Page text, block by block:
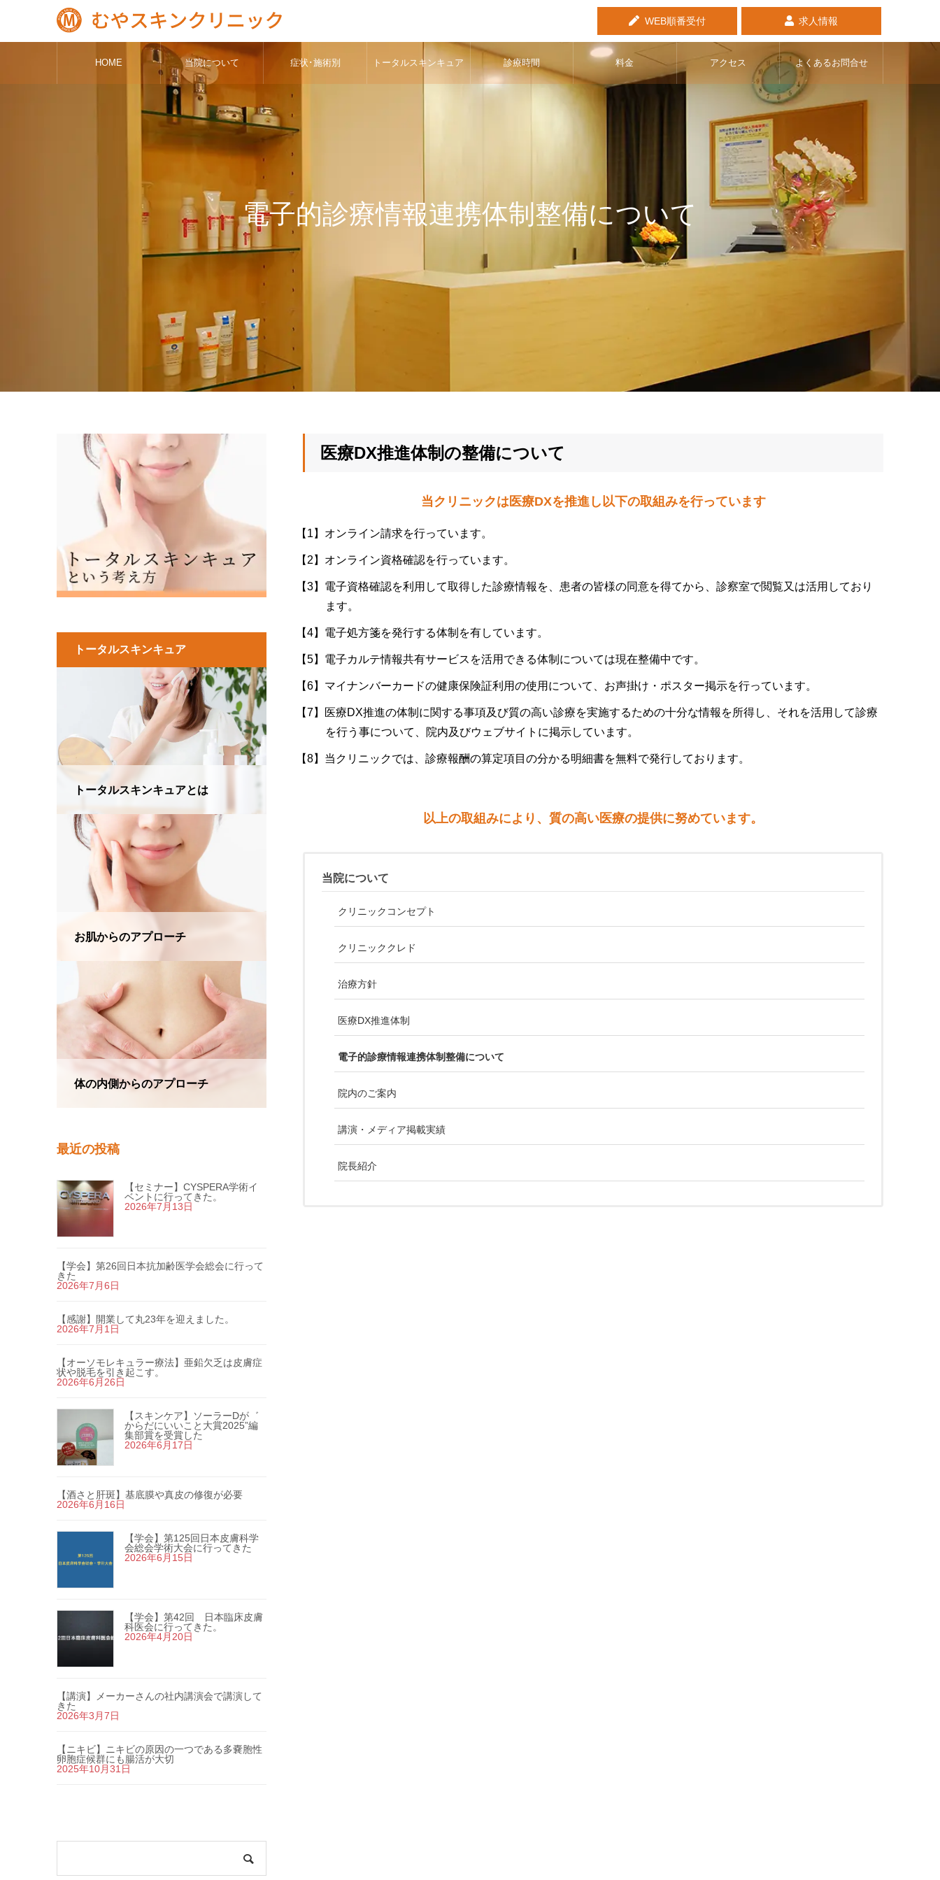
WEB順番受付 求人情報
HOME 当院について 症状･施術別 トータルスキンキュア 診療時間 料金 アクセス よくあるお問合せ
電子的診療情報連携体制整備について
医療DX推進体制の整備について
当クリニックは医療DXを推進し以下の取組みを行っています
オンライン請求を行っています。
オンライン資格確認を行っています。
電子資格確認を利用して取得した診療情報を、患者の皆様の同意を得てから、診察室で閲覧又は活用しており
ます。
電子処方箋を発行する体制を有しています。
電子カルテ情報共有サービスを活用できる体制については現在整備中です。
マイナンバーカードの健康保険証利用の使用について、お声掛け・ポスター掲示を行っています。
医療DX推進の体制に関する事項及び質の高い診療を実施するための十分な情報を所得し、それを活用して診療
を行う事について、院内及びウェブサイトに掲示しています。
当クリニックでは、診療報酬の算定項目の分かる明細書を無料で発行しております。
以上の取組みにより、質の高い医療の提供に努めています。
当院について
クリニックコンセプト
クリニッククレド
治療方針
医療DX推進体制
電子的診療情報連携体制整備について
院内のご案内
講演・メディア掲載実績
院長紹介
トータルスキンキュア
トータルスキンキュアとは
お肌からのアプローチ
体の内側からのアプローチ
最近の投稿
【セミナー】CYSPERA学術イ
ベントに行ってきた。
2026年7月13日
【学会】第26回日本抗加齢医学会総会に行って
きた
2026年7月6日
【感謝】開業して丸23年を迎えました。
2026年7月1日
【オーソモレキュラー療法】亜鉛欠乏は皮膚症
状や脱毛を引き起こす。
2026年6月26日
【スキンケア】ソーラーDが゛
からだにいいこと大賞2025”編
集部賞を受賞した
2026年6月17日
【酒さと肝斑】基底膜や真皮の修復が必要
2026年6月16日
【学会】第125回日本皮膚科学
会総会学術大会に行ってきた
2026年6月15日
【学会】第42回 日本臨床皮膚
科医会に行ってきた。
2026年4月20日
【講演】メーカーさんの社内講演会で講演して
きた
2026年3月7日
【ニキビ】ニキビの原因の一つである多嚢胞性
卵胞症候群にも腸活が大切
2025年10月31日